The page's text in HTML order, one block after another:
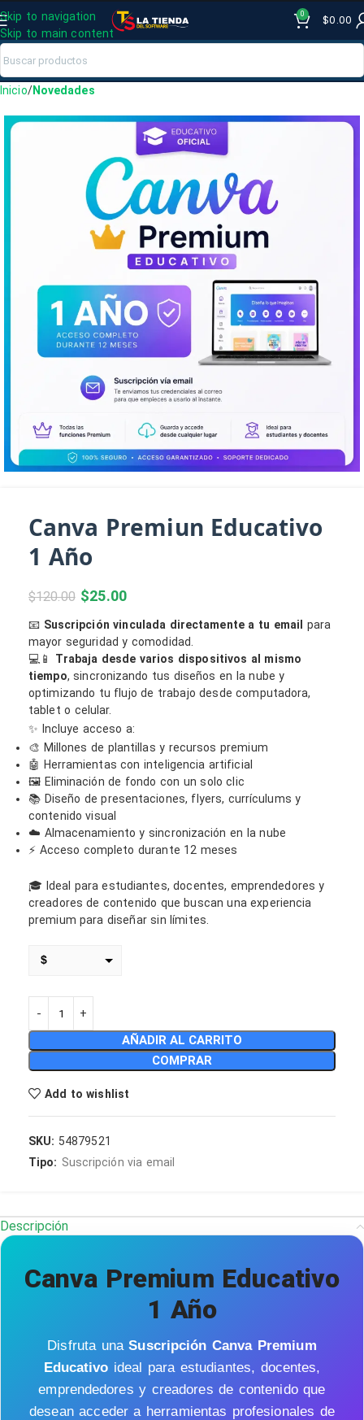
Skip to navigation
Skip to main content
0 $0.00
Inicio Novedades
Canva Premiun Educativo
1 Año
$120.00 $25.00
📧 Suscripción vinculada directamente a tu email
para
mayor seguridad y comodidad.
💻📱 Trabaja desde varios dispositivos al mismo
tiempo, sincronizando tus diseños en la nube y
optimizando tu flujo de trabajo desde computadora,
tablet o celular.
✨ Incluye acceso a:
🎨 Millones de plantillas y recursos premium
🤖 Herramientas con inteligencia artificial
🖼️ Eliminación de fondo con un solo clic
📚 Diseño de presentaciones, flyers, currículums y
contenido visual
☁️ Almacenamiento y sincronización en la nube
⚡ Acceso completo durante 12 meses
🎓 Ideal para estudiantes, docentes, emprendedores y
creadores de contenido que buscan una experiencia
premium para diseñar sin límites.
$
MXN
COP
DOP
PEN
AÑADIR AL CARRITO
COMPRAR
Add to wishlist
SKU: 54879521
Tipo: Suscripción via email
Descripción
Canva Premium Educativo
1 Año
Disfruta unaSuscripción Canva Premium
Educativo ideal para estudiantes, docentes,
emprendedores y creadores de contenido que
desean acceder a herramientas profesionales de